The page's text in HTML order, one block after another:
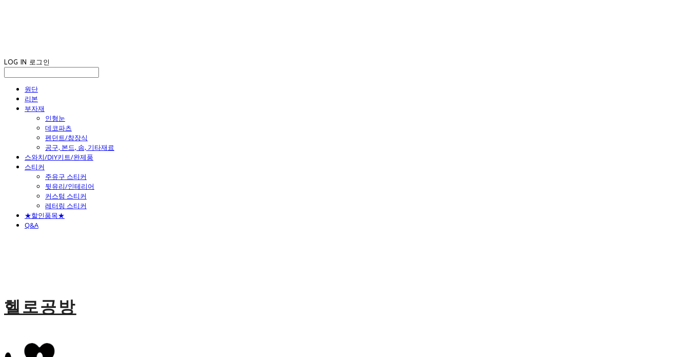
LOG IN 로그인
원단
리본
부자재
인형눈
데코파츠
펜던트/참장식
공구, 본드, 솜, 기타재료
스와치/DIY키트/완제품
스티커
주유구 스티커
뒷유리/인테리어
커스텀 스티커
레터링 스티커
★할인품목★
Q&A
헬로공방